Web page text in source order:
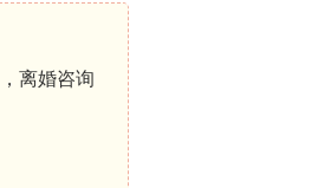
离婚咨询